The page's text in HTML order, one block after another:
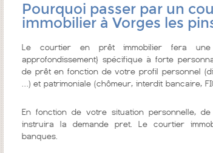
Pourquoi passer par un
immobilier à Vorges les
Le courtier en prêt immobilier fera une
approfondissement} spécifique à forte
de prêt en fonction de votre profil personnel
…) et patrimoniale (chômeur, interdit bancaire,
En fonction de votre situation personnelle,
instruira la demande pret. Le courtier
banques.